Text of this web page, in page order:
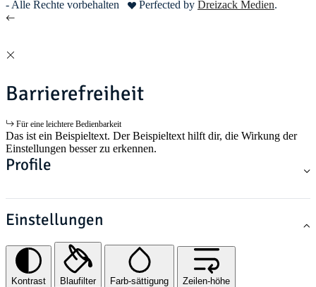
- Alle Rechte vorbehalten Perfected by Dreizack Medien.
Barrierefreiheit
Für eine leichtere Bedienbarkeit
Das ist ein Beispieltext. Der Beispieltext hilft dir, die Wirkung der
Einstellungen besser zu erkennen.
Profile
Einstellungen
Kontrast Blaufilter Farb-sättigung Zeilen-höhe